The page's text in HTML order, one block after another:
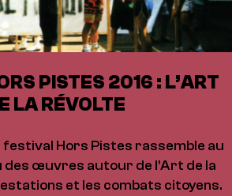
PISTES 2016 : L’ART
LA RÉVOLTE
festival Hors Pistes rassemble au
des œuvres autour de l'Art de la
et les combats citoyens.